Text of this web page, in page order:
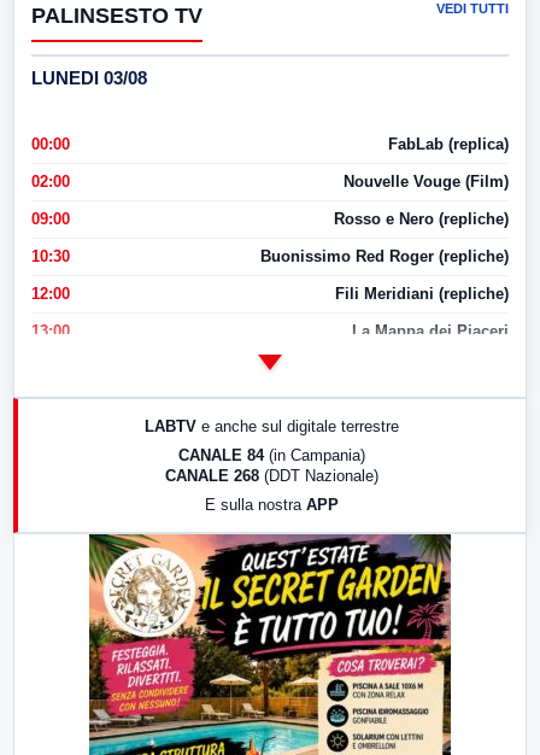
PALINSESTO TV VEDI TUTTI
LUNEDI 03/08
00:00 FabLab (replica)
02:00 Nouvelle Vouge (Film)
09:00 Rosso e Nero (repliche)
10:30 Buonissimo Red Roger (repliche)
12:00 Fili Meridiani (repliche)
13:00 La Mappa dei Piaceri
LabNews (replica)
LABTV e anche sul digitale terrestre
CANALE 84 (in Campania)
CANALE 268 (DDT Nazionale)
E sulla nostra APP